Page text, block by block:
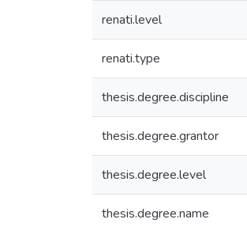
renati.level
renati.type
thesis.degree.discipline
thesis.degree.grantor
thesis.degree.level
thesis.degree.name